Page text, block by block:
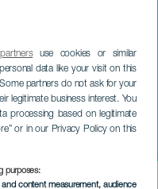
use cookies or similar
data like your visit on this
partners do not ask for your
legitimate business interest. You
processing based on legitimate
or in our Privacy Policy on this
purposes:
and content measurement, audience